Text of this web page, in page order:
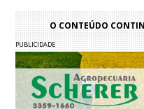
O CONTEÚDO
PUBLICIDADE